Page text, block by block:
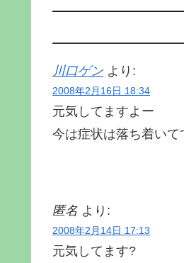
川口ゲン より:
2008年2月16日 18:34
元気してますよー
今は症状は落ち着いて
匿名 より:
2008年2月14日 17:13
元気してます?